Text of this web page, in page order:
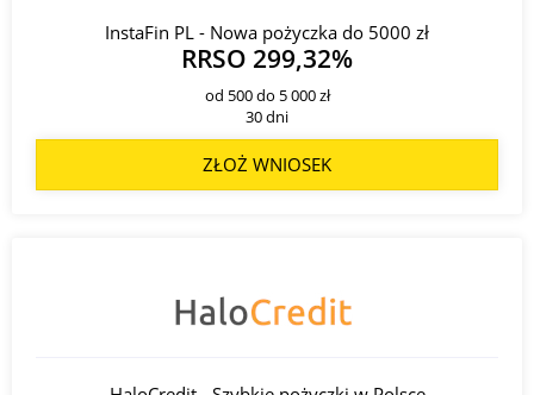
InstaFin PL - Nowa pożyczka do 5000 zł
RRSO 299,32%
od 500 do 5 000 zł
30 dni
ZŁOŻ WNIOSEK